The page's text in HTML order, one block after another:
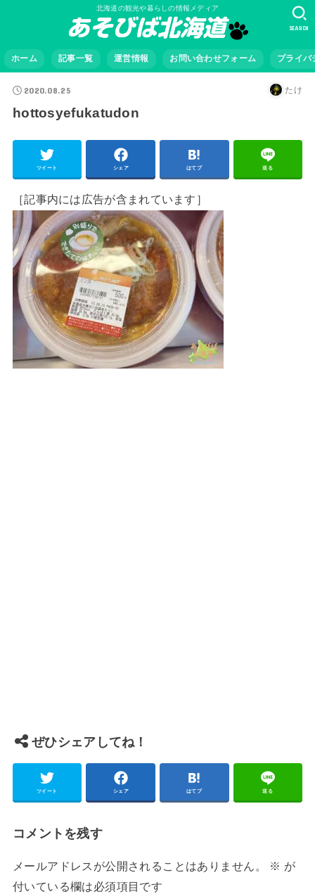
北海道の観光や暮らしの情報メディア
ホーム 記事一覧 運営情報 お問い合わせフォーム プライバ
SEARCH
2020.08.25 たけ
hottosyefukatudon
ツイート シェア はてブ 送る
［記事内には広告が含まれています］
ぜひシェアしてね！
ツイート シェア はてブ 送る
コメントを残す
メールアドレスが公開されることはありません。 ※ が
付いている欄は必須項目です